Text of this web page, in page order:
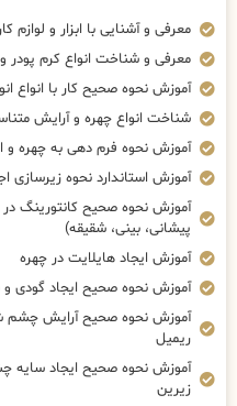
معرفی و آشنایی با ابزار و لوازم
معرفی و شناخت انواع کرم پودر
آموزش نحوه صحیح کار با انواع
شناخت انواع چهره و آرایش
آموزش نحوه فرم دهی به چهره
آموزش استاندارد نحوه زیرسازی
آموزش نحوه صحیح کانتورینگ
پیشانی، بینی، شقیقه)
آموزش ایجاد هایلایت در چهره
آموزش نحوه صحیح ایجاد گودی و
آموزش نحوه صحیح آرایش
ریمیل
آموزش نحوه صحیح ایجاد سایه
زیرین